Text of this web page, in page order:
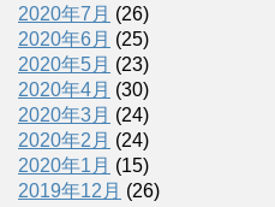
2020年7月 (26)
2020年6月 (25)
2020年5月 (23)
2020年4月 (30)
2020年3月 (24)
2020年2月 (24)
2020年1月 (15)
2019年12月 (26)